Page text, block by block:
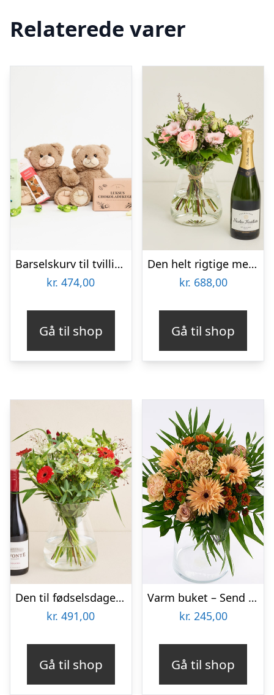
Relaterede varer
Barselskurv til tvillinger
kr. 474,00
Gå til shop
Den helt rigtige med Nicolas Feuillatte, Sélection Brut, Champagne
kr. 688,00
Gå til shop
Den til fødselsdagen med Lavonte, Zinfandel
kr. 491,00
Gå til shop
Varm buket – Send blomster med Bloomit
kr. 245,00
Gå til shop